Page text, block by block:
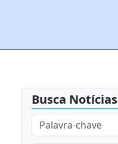
Busca Notícias